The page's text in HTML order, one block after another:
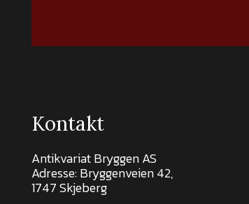
Kontakt
Antikvariat Bryggen AS
Adresse: Bryggenveien 42,
1747 Skjeberg